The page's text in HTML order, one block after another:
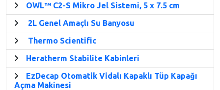
OWL™ C2-S Mikro Jel Sistemi, 5 x 7.5 cm
2L Genel Amaçlı Su Banyosu
Thermo Scientific
Heratherm Stabilite Kabinleri
EzDecap Otomatik Vidalı Kapaklı Tüp Kapağı
Açma Makinesi